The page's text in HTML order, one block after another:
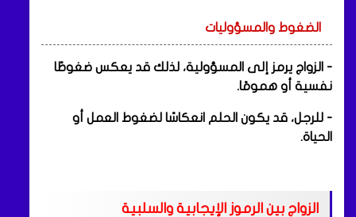
الضغوط والمسؤوليات
- الزواج يرمز إلى المسؤولية، لذلك قد يعكس ضغوطًا
نفسية أو همومًا.
- للرجل، قد يكون الحلم انعكاسًا لضغوط العمل أو
الحياة.
الزواج بين الرموز الإيجابية والسلبية